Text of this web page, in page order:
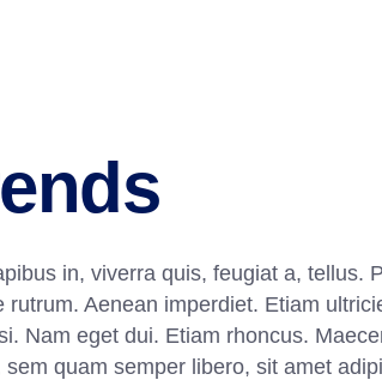
in, viverra quis, feugiat a, tellus.
rutrum. Aenean imperdiet. Etiam
Nam eget dui. Etiam rhoncus.
quam semper libero, sit amet